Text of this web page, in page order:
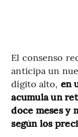
El consenso
anticipa un
dígito alto, en
acumula un
doce meses y
según los